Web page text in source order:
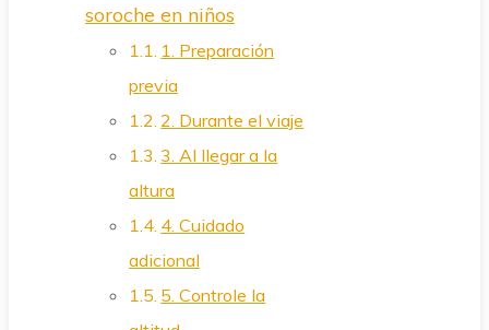
soroche en niños
1. Preparación
previa
2. Durante el viaje
3. Al llegar a la
altura
4. Cuidado
adicional
5. Controle la